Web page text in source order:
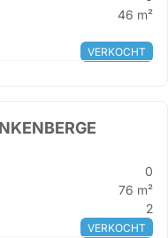
46 m²
VERKOCHT
0
76 m²
2
VERKOCHT